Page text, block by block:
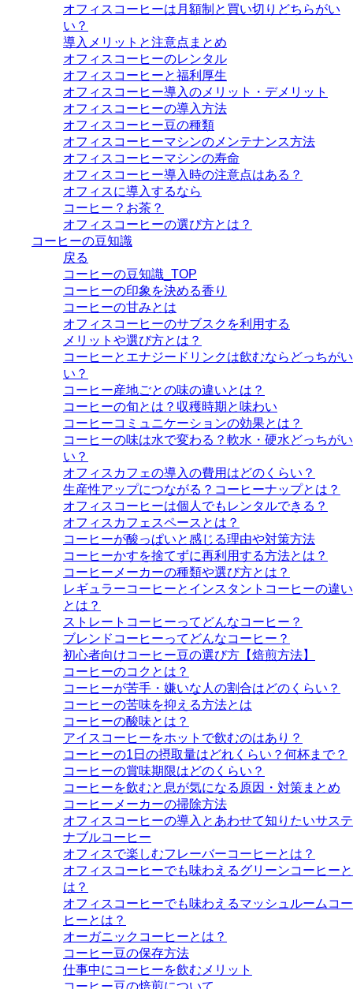
オフィスコーヒーは月額制と買い切りどちらがい
い？
導入メリットと注意点まとめ
オフィスコーヒーのレンタル
オフィスコーヒーと福利厚生
オフィスコーヒー導入のメリット・デメリット
オフィスコーヒーの導入方法
オフィスコーヒー豆の種類
オフィスコーヒーマシンのメンテナンス方法
オフィスコーヒーマシンの寿命
オフィスコーヒー導入時の注意点はある？
オフィスに導入するなら
コーヒー？お茶？
オフィスコーヒーの選び方とは？
コーヒーの豆知識
戻る
コーヒーの豆知識_TOP
コーヒーの印象を決める香り
コーヒーの甘みとは
オフィスコーヒーのサブスクを利用する
メリットや選び方とは？
コーヒーとエナジードリンクは飲むならどっちがい
い？
コーヒー産地ごとの味の違いとは？
コーヒーの旬とは？収穫時期と味わい
コーヒーコミュニケーションの効果とは？
コーヒーの味は水で変わる？軟水・硬水どっちがい
い？
オフィスカフェの導入の費用はどのくらい？
生産性アップにつながる？コーヒーナップとは？
オフィスコーヒーは個人でもレンタルできる？
オフィスカフェスペースとは？
コーヒーが酸っぱいと感じる理由や対策方法
コーヒーかすを捨てずに再利用する方法とは？
コーヒーメーカーの種類や選び方とは？
レギュラーコーヒーとインスタントコーヒーの違い
とは？
ストレートコーヒーってどんなコーヒー？
ブレンドコーヒーってどんなコーヒー？
初心者向けコーヒー豆の選び方【焙煎方法】
コーヒーのコクとは？
コーヒーが苦手・嫌いな人の割合はどのくらい？
コーヒーの苦味を抑える方法とは
コーヒーの酸味とは？
アイスコーヒーをホットで飲むのはあり？
コーヒーの1日の摂取量はどれくらい？何杯まで？
コーヒーの賞味期限はどのくらい？
コーヒーを飲むと息が気になる原因・対策まとめ
コーヒーメーカーの掃除方法
オフィスコーヒーの導入とあわせて知りたいサステ
ナブルコーヒー
オフィスで楽しむフレーバーコーヒーとは？
オフィスコーヒーでも味わえるグリーンコーヒーと
は？
オフィスコーヒーでも味わえるマッシュルームコー
ヒーとは？
オーガニックコーヒーとは？
コーヒー豆の保存方法
仕事中にコーヒーを飲むメリット
コーヒー豆の焙煎について